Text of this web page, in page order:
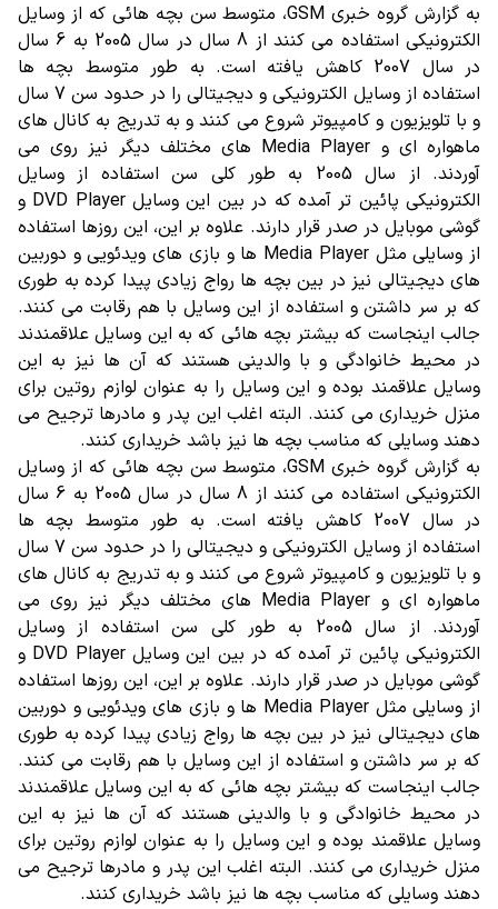
به گزارش گروه خبری GSM، متوسط سن بچه هائی که از وسایل
الکترونیکی استفاده می کنند از 8 سال در سال 2005 به 6 سال
در سال 2007 کاهش یافته است. به طور متوسط بچه ها
استفاده از وسایل الکترونیکی و دیجیتالی را در حدود سن 7 سال
و با تلویزیون و کامپیوتر شروع می کنند و به تدریج به کانال های
ماهواره ای و Media Player های مختلف دیگر نیز روی می
آوردند. از سال 2005 به طور کلی سن استفاده از وسایل
الکترونیکی پائین تر آمده که در بین این وسایل DVD Player و
گوشی موبایل در صدر قرار دارند. علاوه بر این، این روزها استفاده
از وسایلی مثل Media Player ها و بازی های ویدئویی و دوربین
های دیجیتالی نیز در بین بچه ها رواج زیادی پیدا کرده به طوری
که بر سر داشتن و استفاده از این وسایل با هم رقابت می کنند.
جالب اینجاست که بیشتر بچه هائی که به این وسایل علاقمندند
در محیط خانوادگی و با والدینی هستند که آن ها نیز به این
وسایل علاقمند بوده و این وسایل را به عنوان لوازم روتین برای
منزل خریداری می کنند. البته اغلب این پدر و مادرها ترجیح می
دهند وسایلی که مناسب بچه ها نیز باشد خریداری کنند.
به گزارش گروه خبری GSM، متوسط سن بچه هائی که از وسایل
الکترونیکی استفاده می کنند از 8 سال در سال 2005 به 6 سال
در سال 2007 کاهش یافته است. به طور متوسط بچه ها
استفاده از وسایل الکترونیکی و دیجیتالی را در حدود سن 7 سال
و با تلویزیون و کامپیوتر شروع می کنند و به تدریج به کانال های
ماهواره ای و Media Player های مختلف دیگر نیز روی می
آوردند. از سال 2005 به طور کلی سن استفاده از وسایل
الکترونیکی پائین تر آمده که در بین این وسایل DVD Player و
گوشی موبایل در صدر قرار دارند. علاوه بر این، این روزها استفاده
از وسایلی مثل Media Player ها و بازی های ویدئویی و دوربین
های دیجیتالی نیز در بین بچه ها رواج زیادی پیدا کرده به طوری
که بر سر داشتن و استفاده از این وسایل با هم رقابت می کنند.
جالب اینجاست که بیشتر بچه هائی که به این وسایل علاقمندند
در محیط خانوادگی و با والدینی هستند که آن ها نیز به این
وسایل علاقمند بوده و این وسایل را به عنوان لوازم روتین برای
منزل خریداری می کنند. البته اغلب این پدر و مادرها ترجیح می
دهند وسایلی که مناسب بچه ها نیز باشد خریداری کنند.